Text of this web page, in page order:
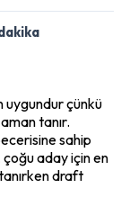
uygundur çünkü
tanır.
sahip
aday için en
draft